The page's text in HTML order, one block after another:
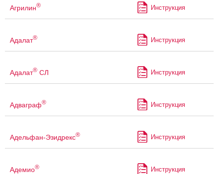
Агрилин® Инструкция
Адалат® Инструкция
Адалат® СЛ Инструкция
Адваграф® Инструкция
Адельфан-Эзидрекс® Инструкция
Адемио® Инструкция